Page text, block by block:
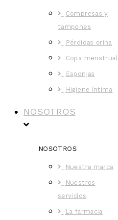
Compresas y
tampones
Pérdidas orina
Copa menstrual
Esponjas
Higiene íntima
NOSOTROS
NOSOTROS
Nuestra marca
Nuestros
servicios
La farmacia